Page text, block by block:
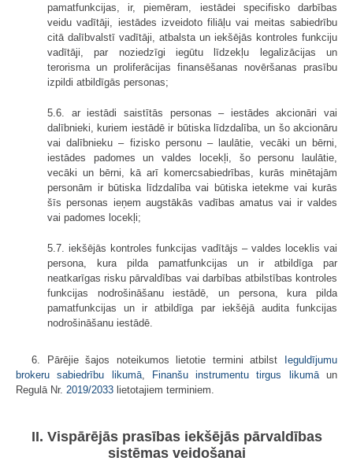
pamatfunkcijas, ir, piemēram, iestādei specifisko darbības
veidu vadītāji, iestādes izveidoto filiāļu vai meitas sabiedrību
citā dalībvalstī vadītāji, atbalsta un iekšējās kontroles funkciju
vadītāji, par noziedzīgi iegūtu līdzekļu legalizācijas un
terorisma un proliferācijas finansēšanas novēršanas prasību
izpildi atbildīgās personas;
5.6. ar iestādi saistītās personas – iestādes akcionāri vai
dalībnieki, kuriem iestādē ir būtiska līdzdalība, un šo akcionāru
vai dalībnieku – fizisko personu – laulātie, vecāki un bērni,
iestādes padomes un valdes locekļi, šo personu laulātie,
vecāki un bērni, kā arī komercsabiedrības, kurās minētajām
personām ir būtiska līdzdalība vai būtiska ietekme vai kurās
šīs personas ieņem augstākās vadības amatus vai ir valdes
vai padomes locekļi;
5.7. iekšējās kontroles funkcijas vadītājs – valdes loceklis vai
persona, kura pilda pamatfunkcijas un ir atbildīga par
neatkarīgas risku pārvaldības vai darbības atbilstības kontroles
funkcijas nodrošināšanu iestādē, un persona, kura pilda
pamatfunkcijas un ir atbildīga par iekšējā audita funkcijas
nodrošināšanu iestādē.
6. Pārējie šajos noteikumos lietotie termini atbilst Ieguldījumu
brokeru sabiedrību likumā, Finanšu instrumentu tirgus likumāun
Regulā Nr. 2019/2033 lietotajiem terminiem.
II. Vispārējās prasības iekšējās pārvaldības
sistēmas veidošanai